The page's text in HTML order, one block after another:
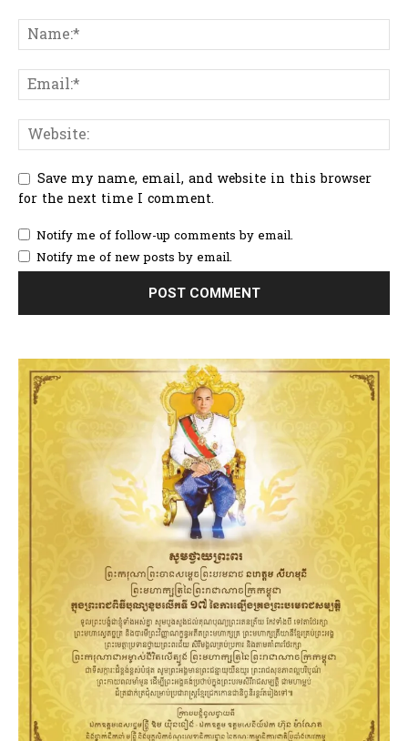
Save my name, email, and website in this browser
for the next time I comment.
Notify me of follow-up comments by email.
Notify me of new posts by email.